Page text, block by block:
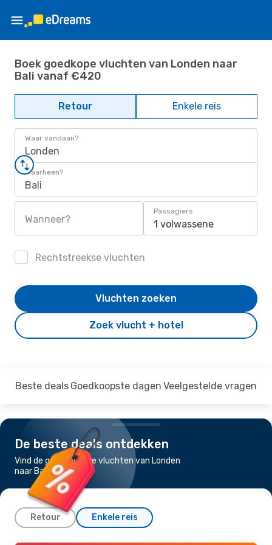
Boek goedkope vluchten van Londen naar
Bali vanaf €420
Retour Enkele reis
Waar vandaan?
Londen
Waarheen?
Bali
Wanneer?
Passagiers
1 volwassene
Rechtstreekse vluchten
Zoek vlucht + hotel
Vluchten zoeken
Beste deals Goedkoopste dagen Veelgestelde vragen
De beste deals ontdekken
Vind de goedkoopste vluchten van Londen
naar Bali
Retour Enkele reis